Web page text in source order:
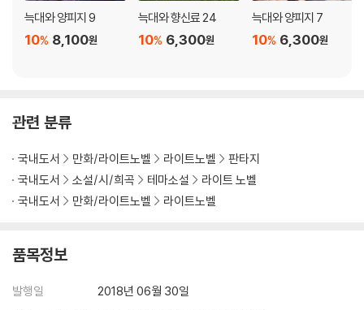
늑대와 양피지 9
8,100원
10%
늑대와 향신료 24
6,300원
10%
늑대와 양피지 7
6,300원
10%
관련 분류
국내도서 만화/라이트노벨 라이트노벨
판타지
국내도서
소설/시/희곡 테마소설
라이트 노벨
국내도서
만화/라이트노벨 라이트노벨
품목정보
발행일
2018년 06월 30일